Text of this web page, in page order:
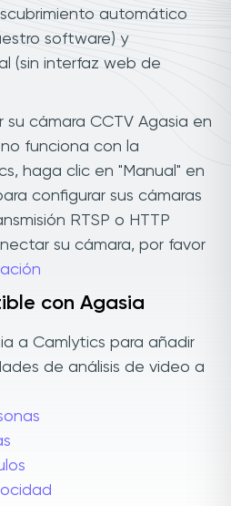
automático
software) y
(sin interfaz web de
cámara CCTV Agasia en
funciona con la
haga clic en "Manual" en
configurar sus cámaras
RTSP o HTTP
su cámara, por favor
con Agasia
a Camlytics para añadir
de análisis de video a